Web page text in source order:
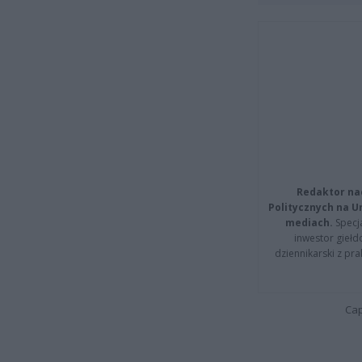
Redaktor
Politycznych na
mediach.
inwestor
dziennikarski z